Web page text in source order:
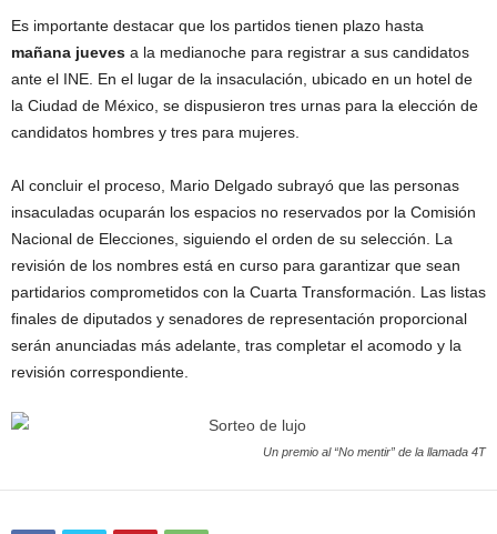
Es importante destacar que los partidos tienen plazo hasta
mañana jueves a la medianoche para registrar a sus candidatos
ante el INE. En el lugar de la insaculación, ubicado en un hotel de
la Ciudad de México, se dispusieron tres urnas para la elección de
candidatos hombres y tres para mujeres.
Al concluir el proceso, Mario Delgado subrayó que las personas
insaculadas ocuparán los espacios no reservados por la Comisión
Nacional de Elecciones, siguiendo el orden de su selección. La
revisión de los nombres está en curso para garantizar que sean
partidarios comprometidos con la Cuarta Transformación. Las listas
finales de diputados y senadores de representación proporcional
serán anunciadas más adelante, tras completar el acomodo y la
revisión correspondiente.
Un premio al “No mentir” de la llamada 4T